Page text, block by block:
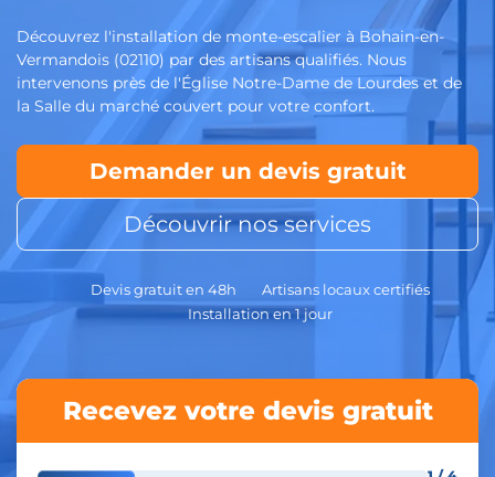
Découvrez l'installation de monte-escalier à Bohain-en-
Vermandois (02110) par des artisans qualifiés. Nous
intervenons près de l'Église Notre-Dame de Lourdes et de
la Salle du marché couvert pour votre confort.
Demander un devis gratuit
Découvrir nos services
Devis gratuit en 48h
Artisans locaux certifiés
Installation en 1 jour
Recevez votre devis gratuit